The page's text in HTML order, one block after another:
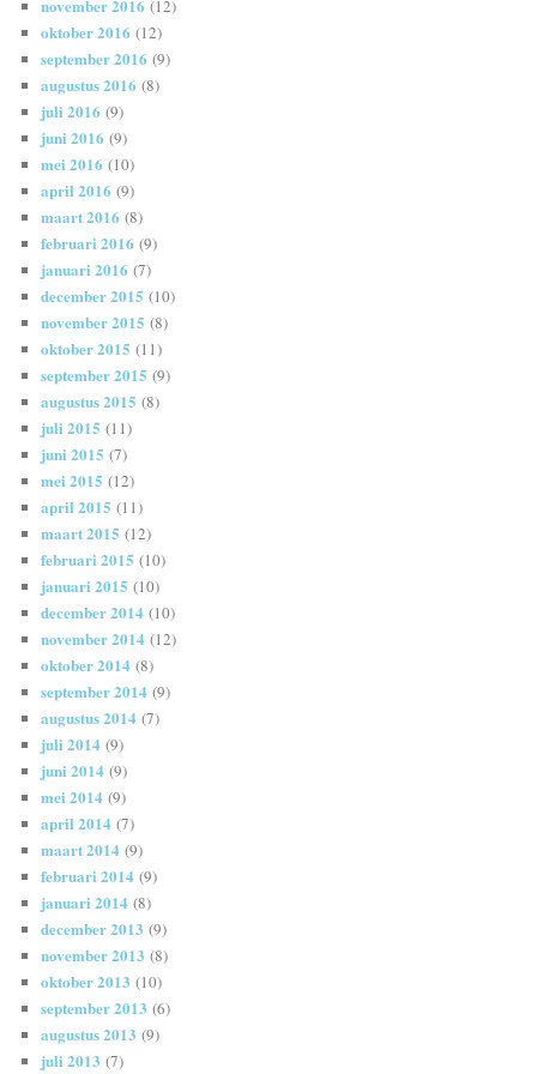
november 2016 (12)
oktober 2016 (12)
september 2016 (9)
augustus 2016 (8)
juli 2016 (9)
juni 2016 (9)
mei 2016 (10)
april 2016 (9)
maart 2016 (8)
februari 2016 (9)
januari 2016 (7)
december 2015 (10)
november 2015 (8)
oktober 2015 (11)
september 2015 (9)
augustus 2015 (8)
juli 2015 (11)
juni 2015 (7)
mei 2015 (12)
april 2015 (11)
maart 2015 (12)
februari 2015 (10)
januari 2015 (10)
december 2014 (10)
november 2014 (12)
oktober 2014 (8)
september 2014 (9)
augustus 2014 (7)
juli 2014 (9)
juni 2014 (9)
mei 2014 (9)
april 2014 (7)
maart 2014 (9)
februari 2014 (9)
januari 2014 (8)
december 2013 (9)
november 2013 (8)
oktober 2013 (10)
september 2013 (6)
augustus 2013 (9)
juli 2013 (7)